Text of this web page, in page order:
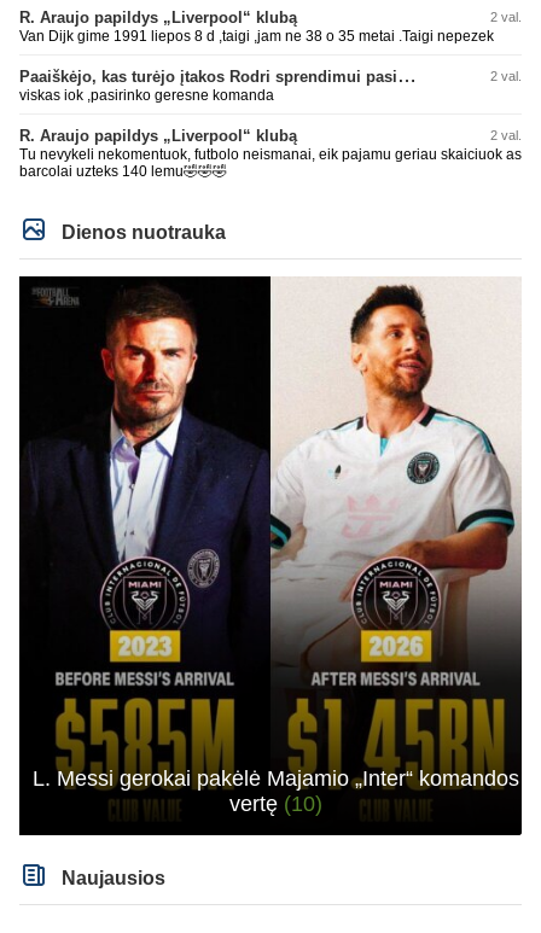
Real turi ir geresnių opcijų, Mauras viską sustatys į vietas. Jeigu jis iš tikro
būtų buvęs reikalingas, Perezas būtų ir pasiėmęs seniai. Beja ir ManCity, ne
šiaip sau paleidžia jį. Sėkmės jam Barcoje, galės su savo korešais iš
R. Araujo papildys „Liverpool“ klubą 2 val.
Van Dijk gime 1991 liepos 8 d ,taigi ,jam ne 38 o 35 metai .Taigi nepezek
Paaiškėjo, kas turėjo įtakos Rodri sprendimui pasirinkti Barselonos pusę 2 val.
viskas iok ,pasirinko geresne komanda
R. Araujo papildys „Liverpool“ klubą 2 val.
Tu nevykeli nekomentuok, futbolo neismanai, eik pajamu geriau skaiciuok as
barcolai uzteks 140 lemu🤣🤣🤣
Dienos nuotrauka
L. Messi gerokai pakėlė Majamio „Inter“ komandos
vertę (10)
Naujausios